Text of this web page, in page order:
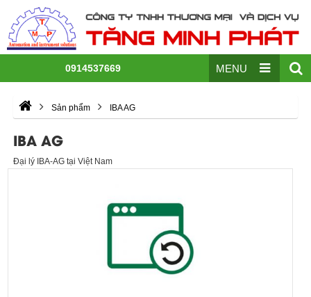
0914537669 MENU
Sản phẩm IBA AG
IBA AG
Đại lý IBA-AG tại Việt Nam